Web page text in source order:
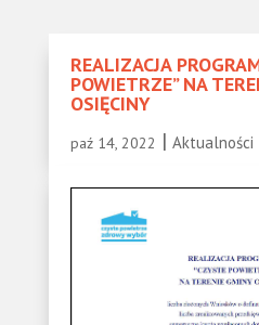
REALIZACJA
POWIETRZE” NA
OSIĘCINY
paź 14, 2022 | Aktualności